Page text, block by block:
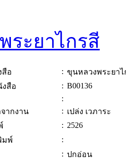
ระยาไกรสี
สือ : ขุนหลวงพระยาไ
สือ
: B00136
:
ากงาน
: เปล่ง เวภาระ
: 2526
มพ์
:
: ปกอ่อน